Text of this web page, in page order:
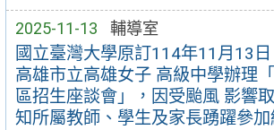
2025-11-13 輔導室
國立臺灣大學原訂114年11月13
高雄市立高雄女子 高級中學辦理
區招生座談會」，因受颱風 影響
知所屬教師、學生及家長踴躍參